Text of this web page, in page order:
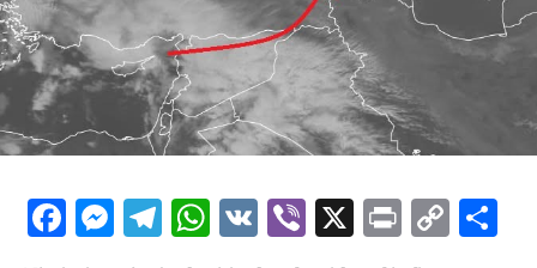
Facebook
Messenger
Telegram
WhatsApp
VK Viber
X PrintCopy